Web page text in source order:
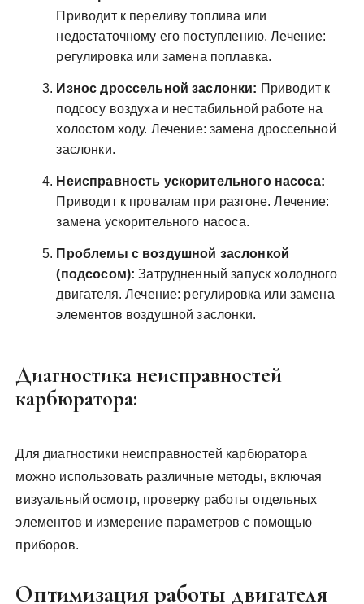
Приводит к переливу топлива или
недостаточному его поступлению. Лечение:
регулировка или замена поплавка.
Износ дроссельной заслонки: Приводит к
подсосу воздуха и нестабильной работе на
холостом ходу. Лечение: замена дроссельной
заслонки.
Неисправность ускорительного насоса:
Приводит к провалам при разгоне. Лечение:
замена ускорительного насоса.
Проблемы с воздушной заслонкой
(подсосом): Затрудненный запуск холодного
двигателя. Лечение: регулировка или замена
элементов воздушной заслонки.
Диагностика неисправностей
карбюратора:
Для диагностики неисправностей карбюратора
можно использовать различные методы, включая
визуальный осмотр, проверку работы отдельных
элементов и измерение параметров с помощью
приборов.
Оптимизация работы двигателя